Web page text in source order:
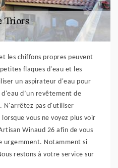
les chiffons propres peuvent
flaques d'eau et les
un aspirateur d'eau pour
d’un revêtement de
N'arrêtez pas d'utiliser
vous ne voyez plus voir
Winaud 26 afin de vous
urgemment. Notamment si
restons à votre service sur